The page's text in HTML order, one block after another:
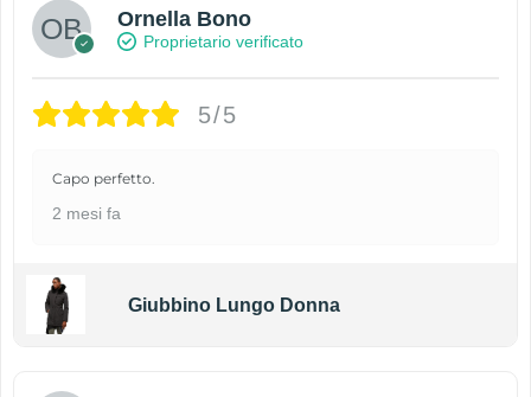
Ornella Bono
Proprietario verificato
5/5
Capo perfetto.
2 mesi fa
Giubbino Lungo Donna